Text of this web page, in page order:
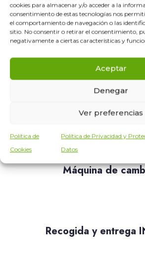
cookies para almacenar y/o acceder a la
consentimiento de estas tecnologías nos
el comportamiento de navegación o las
sitio. No consentir o retirar el consentimiento,
negativamente a ciertas características y
Aceptar
Denegar
Ver preferencias
Política de
Cookies
Política de Privacidad y
Datos
APP
Limpieza de
Máquina de
Recogida y entrega